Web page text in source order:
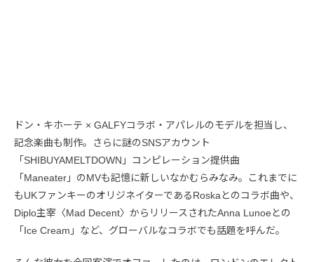
ドン・キホーテ × GALFYコラボ・アパレルのモデルを担当し、
記念楽曲も制作。さらに謎のSNSアカウント
「SHIBUYAMELTDOWN」コンピレーション提供曲
「Maneater」のMVも記憶に新しいなかむらみなみ。これまでに
もUKファンキーのオリジネイターであるRoskaとのコラボ曲や、
Diplo主宰〈Mad Decent〉からリリースされたAnna Lunoeとの
「Ice Cream」など、グローバルなコラボでも話題を呼んだ。